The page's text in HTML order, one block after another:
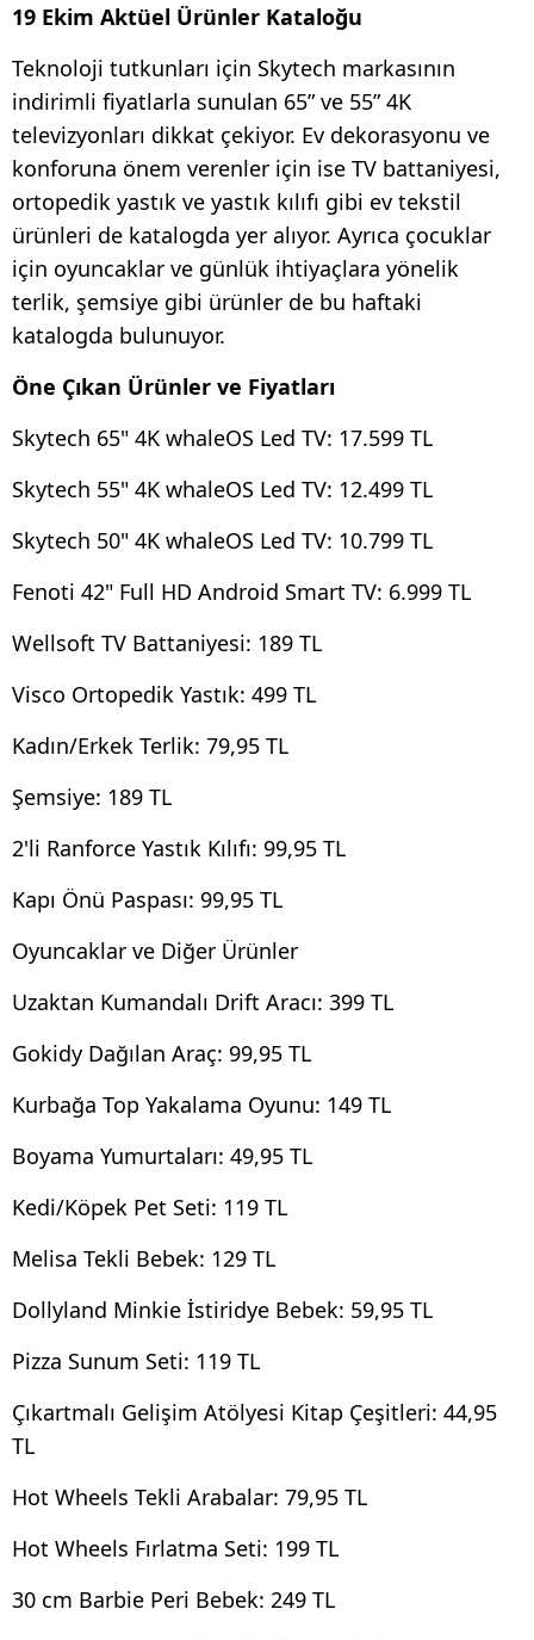
19 Ekim Aktüel Ürünler Kataloğu
Teknoloji tutkunları için Skytech markasının
indirimli fiyatlarla sunulan 65” ve 55” 4K
televizyonları dikkat çekiyor. Ev dekorasyonu ve
konforuna önem verenler için ise TV battaniyesi,
ortopedik yastık ve yastık kılıfı gibi ev tekstil
ürünleri de katalogda yer alıyor. Ayrıca çocuklar
için oyuncaklar ve günlük ihtiyaçlara yönelik
terlik, şemsiye gibi ürünler de bu haftaki
katalogda bulunuyor.
Öne Çıkan Ürünler ve Fiyatları
Skytech 65" 4K whaleOS Led TV: 17.599 TL
Skytech 55" 4K whaleOS Led TV: 12.499 TL
Skytech 50" 4K whaleOS Led TV: 10.799 TL
Fenoti 42" Full HD Android Smart TV: 6.999 TL
Wellsoft TV Battaniyesi: 189 TL
Visco Ortopedik Yastık: 499 TL
Kadın/Erkek Terlik: 79,95 TL
Şemsiye: 189 TL
2'li Ranforce Yastık Kılıfı: 99,95 TL
Kapı Önü Paspası: 99,95 TL
Oyuncaklar ve Diğer Ürünler
Uzaktan Kumandalı Drift Aracı: 399 TL
Gokidy Dağılan Araç: 99,95 TL
Kurbağa Top Yakalama Oyunu: 149 TL
Boyama Yumurtaları: 49,95 TL
Kedi/Köpek Pet Seti: 119 TL
Melisa Tekli Bebek: 129 TL
Dollyland Minkie İstiridye Bebek: 59,95 TL
Pizza Sunum Seti: 119 TL
Çıkartmalı Gelişim Atölyesi Kitap Çeşitleri: 44,95
TL
Hot Wheels Tekli Arabalar: 79,95 TL
Hot Wheels Fırlatma Seti: 199 TL
30 cm Barbie Peri Bebek: 249 TL